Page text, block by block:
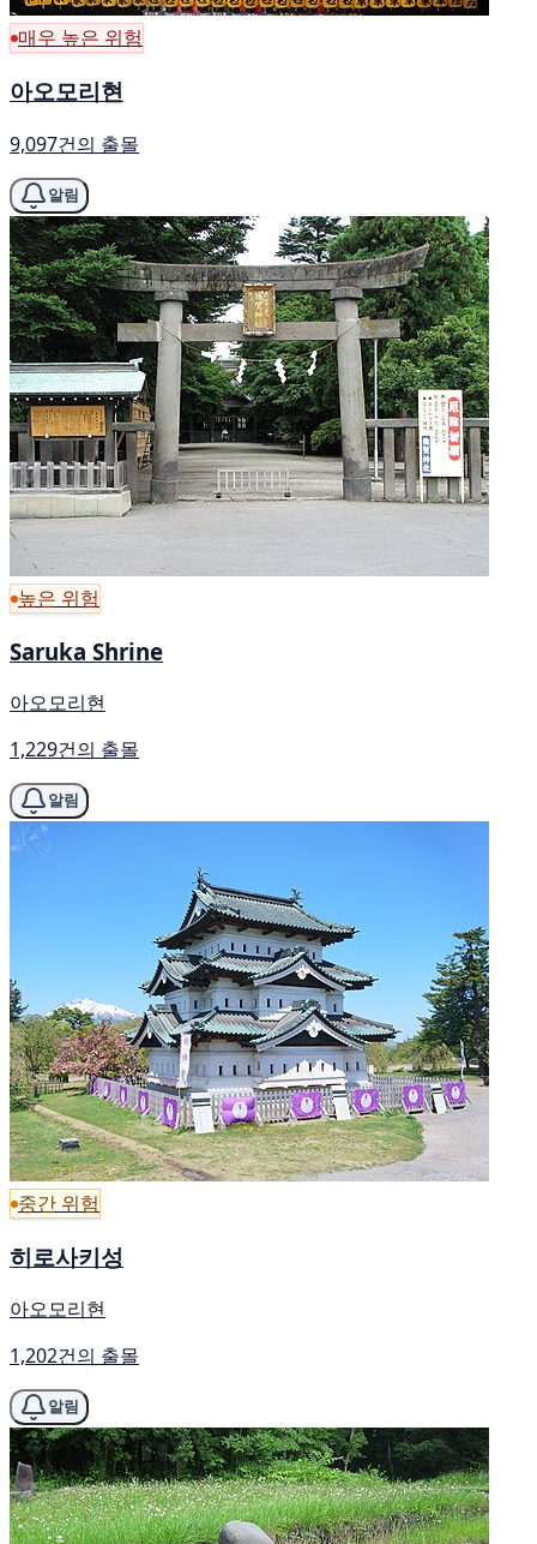
매우 높은 위험
아오모리현
9,097건의 출몰
알림
높은 위험
Saruka Shrine
아오모리현
1,229건의 출몰
알림
중간 위험
히로사키성
아오모리현
1,202건의 출몰
알림